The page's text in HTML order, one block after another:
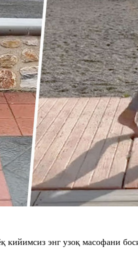
кийимсиз энг узоқ масофани